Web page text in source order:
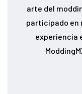
arte del
participado en
experiencia